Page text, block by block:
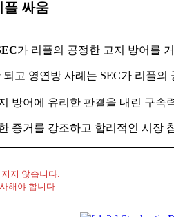
플 싸움
가 리플의 공정한 고지 방어를
고 영연방 사례는 SEC가 리플
방어에 유리한 판결을 내린 구속
증거를 강조하고 합리적인 시장
지 않습니다.
해야 합니다.